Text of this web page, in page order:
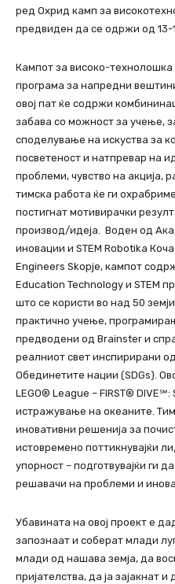
ред Охрид камп за
предвиден да се одржи од 13-
Кампот за високо-
програма за напредни
овој пат ќе содржи
забава со можност за учење,
споделување на искуства за
посветеност и натпревар на
проблеми, чувство на
тимска работа ќе ги
постигнат мотивирачки
производ/идеја. Воден од
иновации и STEM Robotika
Engineers Skopje, кампот
Education Technology и STEM
што се користи во над 50
практично учење,
предводени од Brainster и
реалниот свет инспирирани
Обединетите нации (SDGs).
LEGO® League – FIRST® DIVE℠:
истражување на океаните.
иновативни решенија за
истовремено поттикнувајќи
упорност – подготвувајќи ги
решавачи на проблеми и
Убавината на овој проект е
запознаат и соберат млади
млади од нашава земја, да
пријателства, да ја зајакнат и